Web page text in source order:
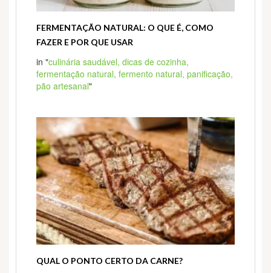
FERMENTAÇÃO NATURAL: O QUE É, COMO
FAZER E POR QUE USAR
in "culinária saudável, dicas de cozinha,
fermentação natural, fermento natural, panificação,
pão artesanal"
QUAL O PONTO CERTO DA CARNE?